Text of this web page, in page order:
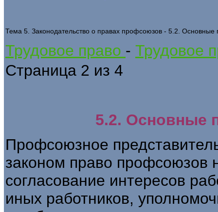
Тема 5. Законодательство о правах профсоюзов - 5.2.
Трудовое право - Трудовое
Страница 2 из 4
5.2. Основные
Профсоюзное
законом право профсоюзов
согласование интересов
иных работников,